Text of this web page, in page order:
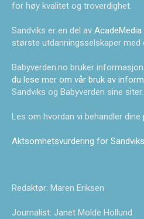
for høy kvalitet og troverdighet.
Sandviks er en del av AcadeMedia
største utdanningsselskaper med
Babyverden.no bruker
du lese mer om vår bruk av
Sandviks og Babyverden sine siter.
Les om hvordan vi behandler dine
Aktsomhetsvurdering for Sandviks
Redaktør: Maren Eriksen
Journalist: Janet Molde Hollund